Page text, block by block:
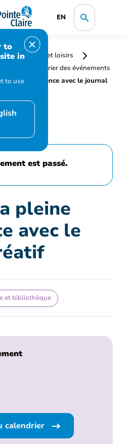
EN
to
in
to use
sports et loisirs
Calendrier des événements
conscience avec le journal
est passé.
pleine
avec le
et bibliothèque
calendrier